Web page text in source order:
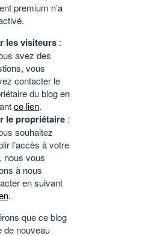
premium n’a
les visiteurs :
avez des
vous
contacter le
du blog en
ce lien.
le propriétaire :
souhaitez
l’accès à votre
nous vous
à nous
en suivant
.
que ce blog
de nouveau